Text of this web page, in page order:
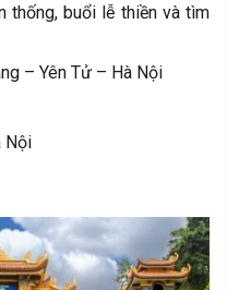
thống, buổi lễ thiền và tìm
– Yên Tử – Hà Nội
Nội